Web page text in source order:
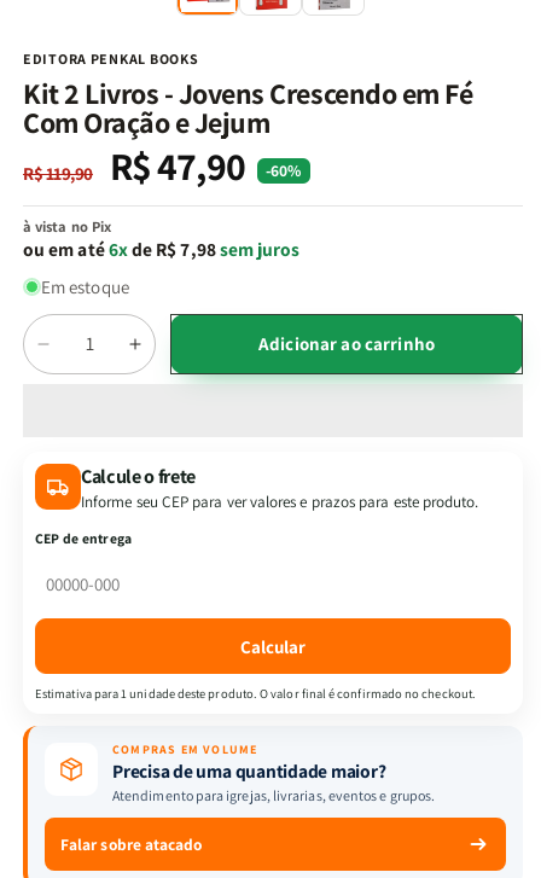
EDITORA PENKAL BOOKS
Kit 2 Livros - Jovens Crescendo em Fé
Com Oração e Jejum
Preço
normal
R$ 119,90
Preço
promocional
R$ 47,90 -60%
à vista no Pix
ou em até6xde R$ 7,98sem juros
Em estoque
Quantidade
Diminuir
a
2
Livros
-
Crescendo
Oração
Aumentar
a
2
Livros
Oração
Adicionar ao carrinho
Calcule o frete
Informe seu CEP para ver valores e prazos para este produto.
CEP de entrega
Calcular
Estimativa para 1 unidade deste produto. O valor final é confirmado no checkout.
COMPRAS EM VOLUME
Precisa de uma quantidade maior?
Atendimento para igrejas, livrarias, eventos e grupos.
Falar sobre atacado